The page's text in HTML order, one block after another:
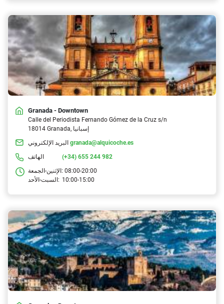
Granada - Downtown
Calle del Periodista Fernando Gómez de la Cruz s/n
18014 Granada, إسبانيا
البريد الإلكتروني granada@alquicoche.es
الهاتف
(+34) 655 244 982
الإثنين-الجمعة: 08:00-20:00
السبت-الأحد: 10:00-15:00